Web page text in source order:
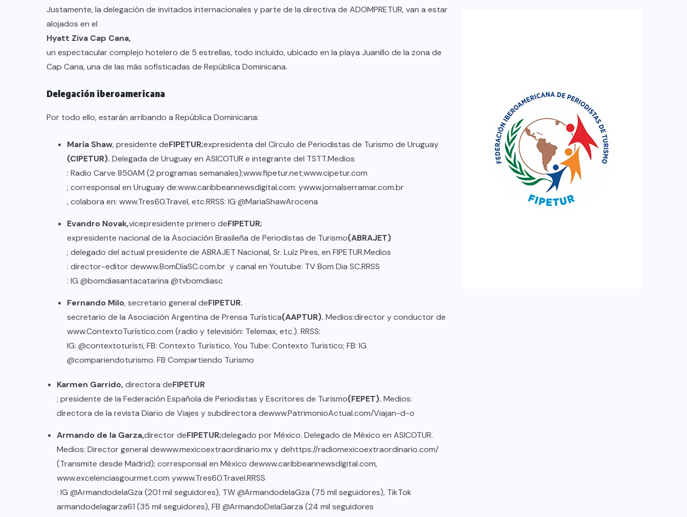
Justamente, la delegación de invitados internacionales y parte de la directiva de ADOMPRETUR, van a estar
alojados en el
Hyatt Ziva Cap Cana,
un espectacular complejo hotelero de 5 estrellas, todo incluido, ubicado en la playa Juanillo de la zona de
Cap Cana, una de las más sofisticadas de República Dominicana.
Delegación iberoamericana
Por todo ello, estarán arribando a República Dominicana:
María Shaw, presidente deFIPETUR;expresidenta del Círculo de Periodistas de Turismo de Uruguay
(CIPETUR). Delegada de Uruguay en ASICOTUR e integrante del TSTT.Medios
: Radio Carve 850AM (2 programas semanales);www.fipetur.net;www.cipetur.com
; corresponsal en Uruguay de:www.caribbeannewsdigital.com: ywww.jornalserramar.com.br
, colabora en: www.Tres60.Travel, etc.RRSS: IG @MariaShawArocena
Evandro Novak,vicepresidente primero deFIPETUR;
expresidente nacional de la Asociación Brasileña de Periodistas de Turismo(ABRAJET)
; delegado del actual presidente de ABRAJET Nacional, Sr. Luíz Pires, en FIPETUR.Medios
: director-editor dewww.BomDíaSC.com.br y canal en Youtube: TV Bom Dia SC.RRSS
: IG @bomdiasantacatarina @tvbomdiasc
Fernando Milo, secretario general deFIPETUR.
secretario de la Asociación Argentina de Prensa Turística(AAPTUR). Medios:director y conductor de
www.ContextoTurístico.com (radio y televisión: Telemax, etc.). RRSS:
IG: @contextoturisti, FB: Contexto Turistico, You Tube: Contexto Turistico; FB: IG
@compariendoturismo. FB Compartiendo Turismo
Karmen Garrido,directora deFIPETUR
; presidente de la Federación Española de Periodistas y Escritores de Turismo(FEPET). Medios:
directora de la revista Diario de Viajes y subdirectora dewww.PatrimonioActual.com/Viajan-d-o
Armando de la Garza,director deFIPETUR;delegado por México. Delegado de México en ASICOTUR.
Medios: Director general dewww.mexicoextraordinario.mxy dehttps://radiomexicoextraordinario.com/
(Transmite desde Madrid); corresponsal en México dewww.caribbeannewsdigital.com,
www.excelenciasgourmet.com ywww.Tres60.Travel.RRSS
: IG @ArmandodelaGza (201 mil seguidores), TW @ArmandodelaGza (75 mil seguidores), TikTok
armandodelagarza61 (35 mil seguidores), FB @ArmandoDelaGarza (24 mil seguidores